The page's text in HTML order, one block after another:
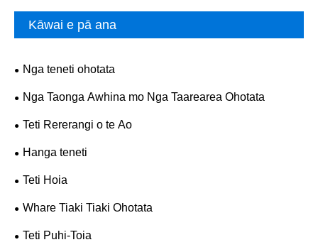
Kāwai e pā ana
Nga teneti ohotata
Nga Taonga Awhina mo Nga Taarearea Ohotata
Teti Rererangi o te Ao
Hanga teneti
Teti Hoia
Whare Tiaki Tiaki Ohotata
Teti Puhi-Toia